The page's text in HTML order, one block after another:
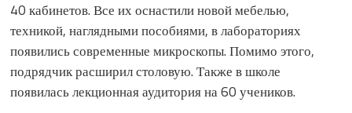
40 кабинетов. Все их оснастили новой мебелью,
техникой, наглядными пособиями, в лабораториях
появились современные микроскопы. Помимо этого,
подрядчик расширил столовую. Также в школе
появилась лекционная аудитория на 60 учеников.